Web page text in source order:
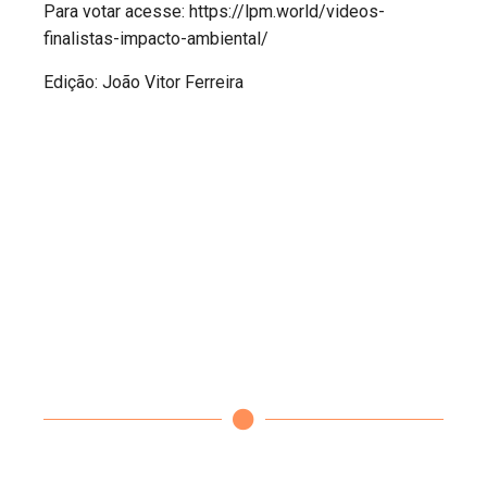
Para votar acesse: https://lpm.world/videos-
finalistas-impacto-ambiental/
Edição: João Vitor Ferreira